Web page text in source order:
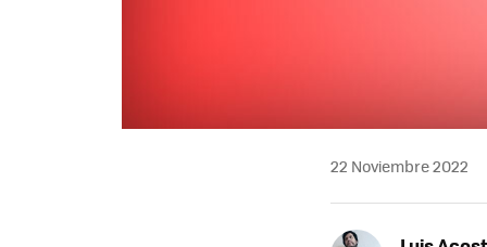
22 Noviembre 2022